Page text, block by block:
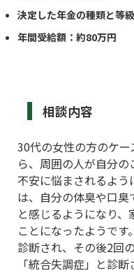
決定した年金の種類と等
年間受給額：約80万円
相談内容
30代の女性の方のケ
ら、周囲の人が自分
不安に悩まされるよ
は、自分の体臭や口
と感じるようになり
ことになったようで
診断され、その後2回
「統合失調症」と診断